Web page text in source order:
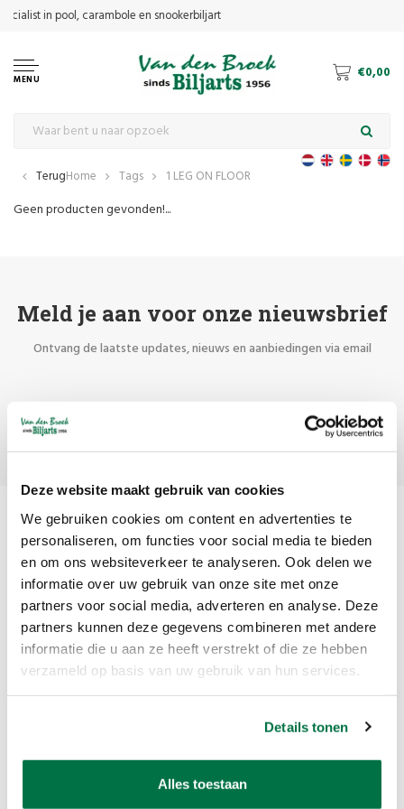
Deze website maakt gebruik van cookies
We gebruiken cookies om content en advertenties te
personaliseren, om functies voor social media te bieden
en om ons websiteverkeer te analyseren. Ook delen we
informatie over uw gebruik van onze site met onze
partners voor social media, adverteren en analyse. Deze
partners kunnen deze gegevens combineren met andere
informatie die u aan ze heeft verstrekt of die ze hebben
verzameld op basis van uw gebruik van hun services.
Details tonen
Alles toestaan
MENU €0,00
TerugHome Tags 1 LEG ON FLOOR
Geen producten gevonden!...
Meld je aan voor onze nieuwsbrief
Ontvang de laatste updates, nieuws en aanbiedingen via email
Abonneer
Van den Broek Biljarts staat voor kwaliteit, vakmanschap en service.
Van den Broek Biljarts
Nederland
app ons op 036-5374054